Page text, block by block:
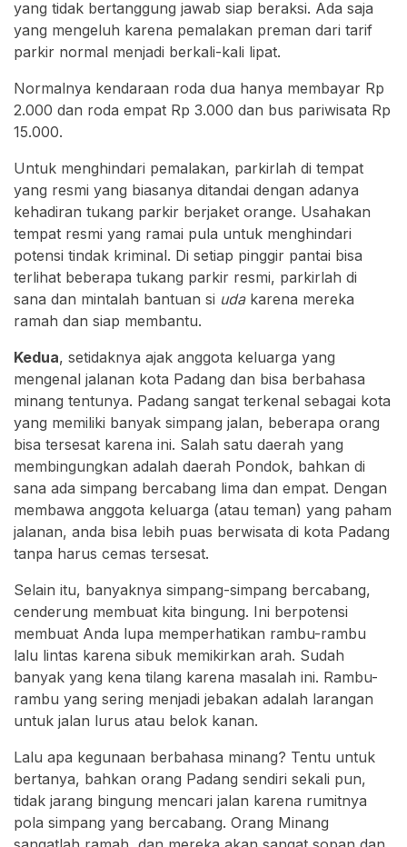
yang tidak bertanggung jawab siap beraksi. Ada saja
yang mengeluh karena pemalakan preman dari tarif
parkir normal menjadi berkali-kali lipat.
Normalnya kendaraan roda dua hanya membayar Rp
2.000 dan roda empat Rp 3.000 dan bus pariwisata Rp
15.000.
Untuk menghindari pemalakan, parkirlah di tempat
yang resmi yang biasanya ditandai dengan adanya
kehadiran tukang parkir berjaket orange. Usahakan
tempat resmi yang ramai pula untuk menghindari
potensi tindak kriminal. Di setiap pinggir pantai bisa
terlihat beberapa tukang parkir resmi, parkirlah di
sana dan mintalah bantuan si uda karena mereka
ramah dan siap membantu.
Kedua, setidaknya ajak anggota keluarga yang
mengenal jalanan kota Padang dan bisa berbahasa
minang tentunya. Padang sangat terkenal sebagai kota
yang memiliki banyak simpang jalan, beberapa orang
bisa tersesat karena ini. Salah satu daerah yang
membingungkan adalah daerah Pondok, bahkan di
sana ada simpang bercabang lima dan empat. Dengan
membawa anggota keluarga (atau teman) yang paham
jalanan, anda bisa lebih puas berwisata di kota Padang
tanpa harus cemas tersesat.
Selain itu, banyaknya simpang-simpang bercabang,
cenderung membuat kita bingung. Ini berpotensi
membuat Anda lupa memperhatikan rambu-rambu
lalu lintas karena sibuk memikirkan arah. Sudah
banyak yang kena tilang karena masalah ini. Rambu-
rambu yang sering menjadi jebakan adalah larangan
untuk jalan lurus atau belok kanan.
Lalu apa kegunaan berbahasa minang? Tentu untuk
bertanya, bahkan orang Padang sendiri sekali pun,
tidak jarang bingung mencari jalan karena rumitnya
pola simpang yang bercabang. Orang Minang